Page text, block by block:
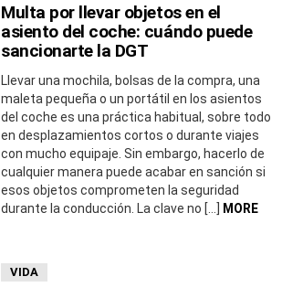
Multa por llevar objetos en el
asiento del coche: cuándo puede
sancionarte la DGT
Llevar una mochila, bolsas de la compra, una
maleta pequeña o un portátil en los asientos
del coche es una práctica habitual, sobre todo
en desplazamientos cortos o durante viajes
con mucho equipaje. Sin embargo, hacerlo de
cualquier manera puede acabar en sanción si
esos objetos comprometen la seguridad
durante la conducción. La clave no […]
MORE
VIDA